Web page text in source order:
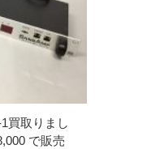
買取りまし
で販売